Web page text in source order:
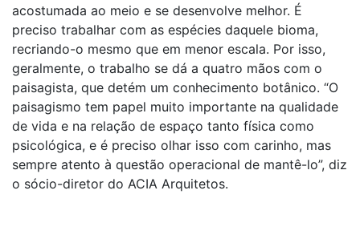
acostumada ao meio e se desenvolve melhor. É
preciso trabalhar com as espécies daquele bioma,
recriando-o mesmo que em menor escala. Por isso,
geralmente, o trabalho se dá a quatro mãos com o
paisagista, que detém um conhecimento botânico. “O
paisagismo tem papel muito importante na qualidade
de vida e na relação de espaço tanto física como
psicológica, e é preciso olhar isso com carinho, mas
sempre atento à questão operacional de mantê-lo”, diz
o sócio-diretor do ACIA Arquitetos.